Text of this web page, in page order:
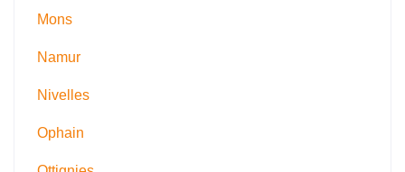
Mons
Namur
Nivelles
Ophain